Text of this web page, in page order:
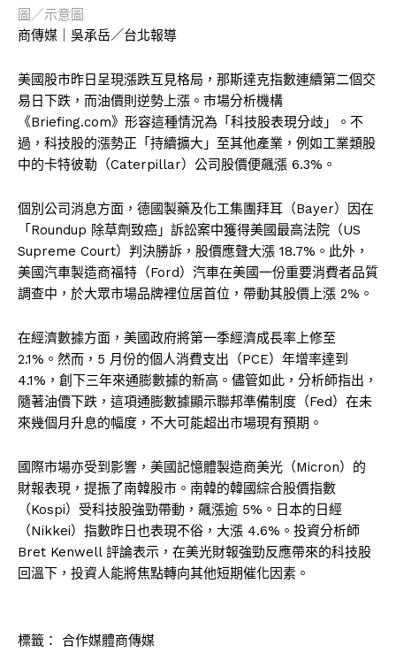
圖／示意圖
商傳媒｜吳承岳／台北報導
美國股市昨日呈現漲跌互見格局，那斯達克指數連續第二個交
易日下跌，而油價則逆勢上漲。市場分析機構
《Briefing.com》形容這種情況為「科技股表現分歧」。不
過，科技股的漲勢正「持續擴大」至其他產業，例如工業類股
中的卡特彼勒（Caterpillar）公司股價便飆漲 6.3%。
個別公司消息方面，德國製藥及化工集團拜耳（Bayer）因在
「Roundup 除草劑致癌」訴訟案中獲得美國最高法院（US
Supreme Court）判決勝訴，股價應聲大漲 18.7%。此外，
美國汽車製造商福特（Ford）汽車在美國一份重要消費者品質
調查中，於大眾市場品牌裡位居首位，帶動其股價上漲 2%。
在經濟數據方面，美國政府將第一季經濟成長率上修至
2.1%。然而，5 月份的個人消費支出（PCE）年增率達到
4.1%，創下三年來通膨數據的新高。儘管如此，分析師指出，
隨著油價下跌，這項通膨數據顯示聯邦準備制度（Fed）在未
來幾個月升息的幅度，不大可能超出市場現有預期。
國際市場亦受到影響，美國記憶體製造商美光（Micron）的
財報表現，提振了南韓股市。南韓的韓國綜合股價指數
（Kospi）受科技股強勁帶動，飆漲逾 5%。日本的日經
（Nikkei）指數昨日也表現不俗，大漲 4.6%。投資分析師
Bret Kenwell 評論表示，在美光財報強勁反應帶來的科技股
回溫下，投資人能將焦點轉向其他短期催化因素。
標籤： 合作媒體商傳媒